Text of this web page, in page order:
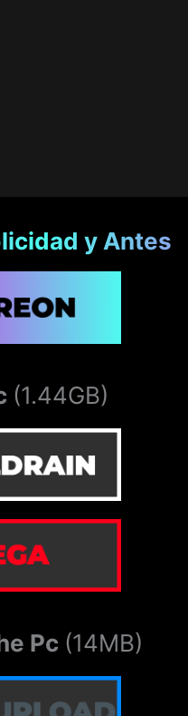
y Antes
(1.44GB)
Pc (14MB)